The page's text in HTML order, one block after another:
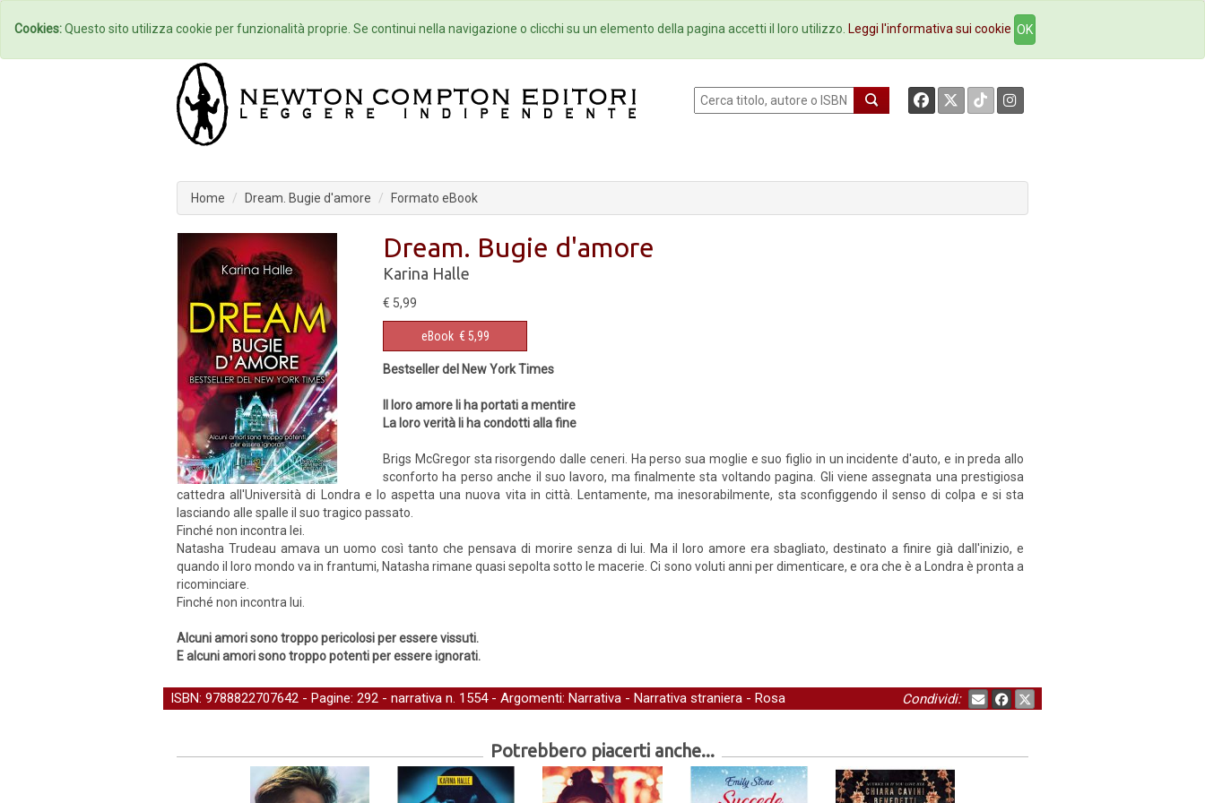
Home Autori Eventi Collane Newsletter Ebookstore Contatti
Home Dream. Bugie d'amore Formato eBook
Dream. Bugie d'amore
Karina Halle
€ 5,99
eBook € 5,99
Bestseller del New York Times
Il loro amore li ha portati a mentire
La loro verità li ha condotti alla fine
Brigs McGregor sta risorgendo dalle ceneri. Ha perso sua moglie e suo figlio in un incidente d'auto, e in preda allo
sconforto ha perso anche il suo lavoro, ma finalmente sta voltando pagina. Gli viene assegnata una prestigiosa
cattedra all'Università di Londra e lo aspetta una nuova vita in città. Lentamente, ma inesorabilmente, sta sconfiggendo il senso di colpa e si sta
lasciando alle spalle il suo tragico passato.
Finché non incontra lei.
Natasha Trudeau amava un uomo così tanto che pensava di morire senza di lui. Ma il loro amore era sbagliato, destinato a finire già dall'inizio, e
quando il loro mondo va in frantumi, Natasha rimane quasi sepolta sotto le macerie. Ci sono voluti anni per dimenticare, e ora che è a Londra è pronta a
ricominciare.
Finché non incontra lui.
Alcuni amori sono troppo pericolosi per essere vissuti.
E alcuni amori sono troppo potenti per essere ignorati.
ISBN: 9788822707642 - Pagine: 292 - narrativa n. 1554 - Argomenti: Narrativa - Narrativa straniera - Rosa Condividi:
Potrebbero piacerti anche...
Cookies:Questo sito utilizza cookie per funzionalità proprie. Se continui nella navigazione o clicchi su un elemento della pagina accetti il loro utilizzo. Leggi l'informativa sui cookie OK